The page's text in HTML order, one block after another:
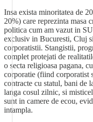
Insa exista minoritatea de
20%) care reprezinta masa
politica cum am vazut in
exclusiv in Bucuresti, Cluj
corporatistii. Stangistii,
complet protejati de
o secta religioasa pagana,
corporatie (fiind corporatist
contracte cu statul, bani de
langa cosul zilnic, si
sunt in camere de ecou,
intampla.